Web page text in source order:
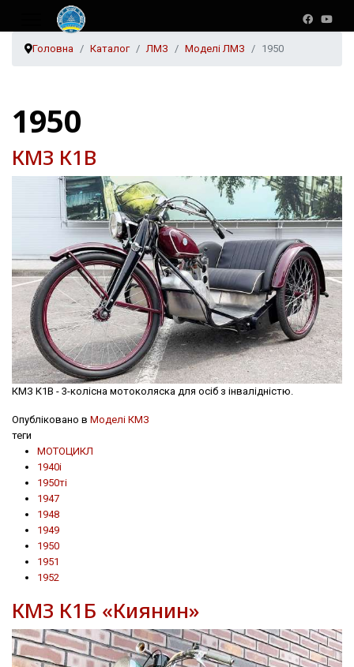
Головна Каталог ЛМЗ Моделі ЛМЗ 1950
1950
КМЗ К1В
КМЗ К1В - 3-колісна мотоколяска для осіб з інвалідністю.
Опубліковано в Моделі КМЗ
теги
МОТОЦИКЛ
1940і
1950ті
1947
1948
1949
1950
1951
1952
КМЗ К1Б «Киянин»